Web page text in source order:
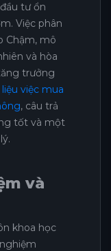
tư ổn
Việc phân
Chậm, mô
và hòa
trưởng
liệu việc mua
, câu trả
tốt và một
và
khoa học